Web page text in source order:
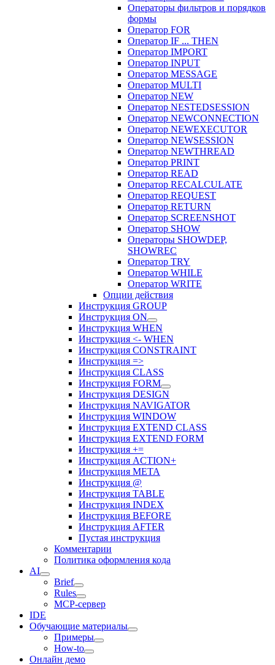
Операторы фильтров и порядков
формы
Оператор FOR
Оператор IF ... THEN
Оператор IMPORT
Оператор INPUT
Оператор MESSAGE
Оператор MULTI
Оператор NEW
Оператор NESTEDSESSION
Оператор NEWCONNECTION
Оператор NEWEXECUTOR
Оператор NEWSESSION
Оператор NEWTHREAD
Оператор PRINT
Оператор READ
Оператор RECALCULATE
Оператор REQUEST
Оператор RETURN
Оператор SCREENSHOT
Оператор SHOW
Операторы SHOWDEP,
SHOWREC
Оператор TRY
Оператор WHILE
Оператор WRITE
Опции действия
Инструкция GROUP
Инструкция ON
Инструкция WHEN
Инструкция <- WHEN
Инструкция CONSTRAINT
Инструкция =>
Инструкция CLASS
Инструкция FORM
Инструкция DESIGN
Инструкция NAVIGATOR
Инструкция WINDOW
Инструкция EXTEND CLASS
Инструкция EXTEND FORM
Инструкция +=
Инструкция ACTION+
Инструкция META
Инструкция @
Инструкция TABLE
Инструкция INDEX
Инструкция BEFORE
Инструкция AFTER
Пустая инструкция
Комментарии
Политика оформления кода
AI
Brief
Rules
MCP-сервер
IDE
Обучающие материалы
Примеры
How-to
Онлайн демо